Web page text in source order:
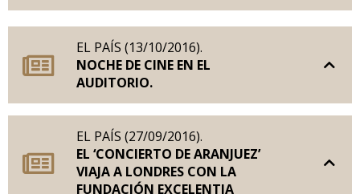
EL PAÍS (13/10/2016).
NOCHE DE CINE EN EL
AUDITORIO.
EL PAÍS (27/09/2016).
EL ‘CONCIERTO DE ARANJUEZ’
VIAJA A LONDRES CON LA
FUNDACIÓN EXCELENTIA